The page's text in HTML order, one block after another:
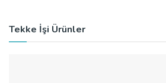
Tekke İşi Ürünler